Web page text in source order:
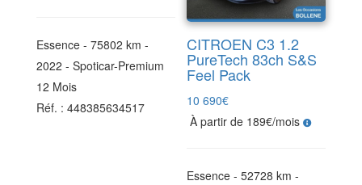
Essence - 75802 km -
2022 - Spoticar-Premium
12 Mois
Réf. : 448385634517
CITROEN C3 1.2
PureTech 83ch S&S
Feel Pack
10 690€
À partir de 189€/mois
Essence - 52728 km -